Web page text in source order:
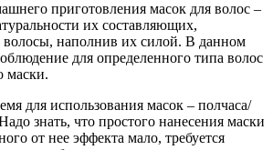
приготовления масок для волос –
их составляющих,
волосы, наполнив их силой. В данном
для определенного типа волос
маски.
для использования масок – полчаса/
знать, что простого нанесения маски
от нее эффекта мало, требуется